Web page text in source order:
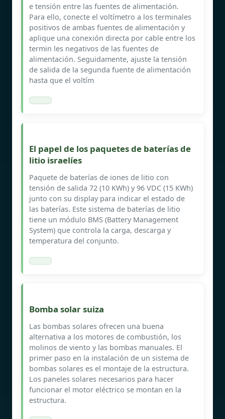
e tensión entre las fuentes de alimentación.
Para ello, conecte el voltímetro a los terminales
positivos de ambas fuentes de alimentación y
aplique una conexión directa por cable entre los
termin les negativos de las fuentes de
alimentación. Seguidamente, ajuste la tensión
de salida de la segunda fuente de alimentación
hasta que el voltím
El papel de los paquetes de baterías de
litio israelíes
Paquete de baterías de iones de litio con
tensión de salida 72 (10 KWh) y 96 VDC (15 KWh)
junto con su display para indicar el estado de
las baterías. Este sistema de baterías de litio
tiene un módulo BMS (Battery Management
System) que controla la carga, descarga y
temperatura del conjunto.
Bomba solar suiza
Las bombas solares ofrecen una buena
alternativa a los motores de combustión, los
molinos de viento y las bombas manuales. El
primer paso en la instalación de un sistema de
bombas solares es el montaje de la estructura.
Los paneles solares necesarios para hacer
funcionar el motor eléctrico se montan en la
estructura.